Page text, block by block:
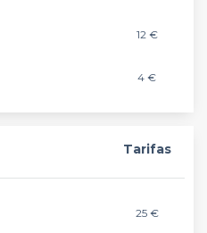
12 €
4 €
Tarifas
25 €